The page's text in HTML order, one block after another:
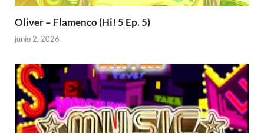
Oliver – Flamenco (Hi! 5 Ep. 5)
junio 2, 2026